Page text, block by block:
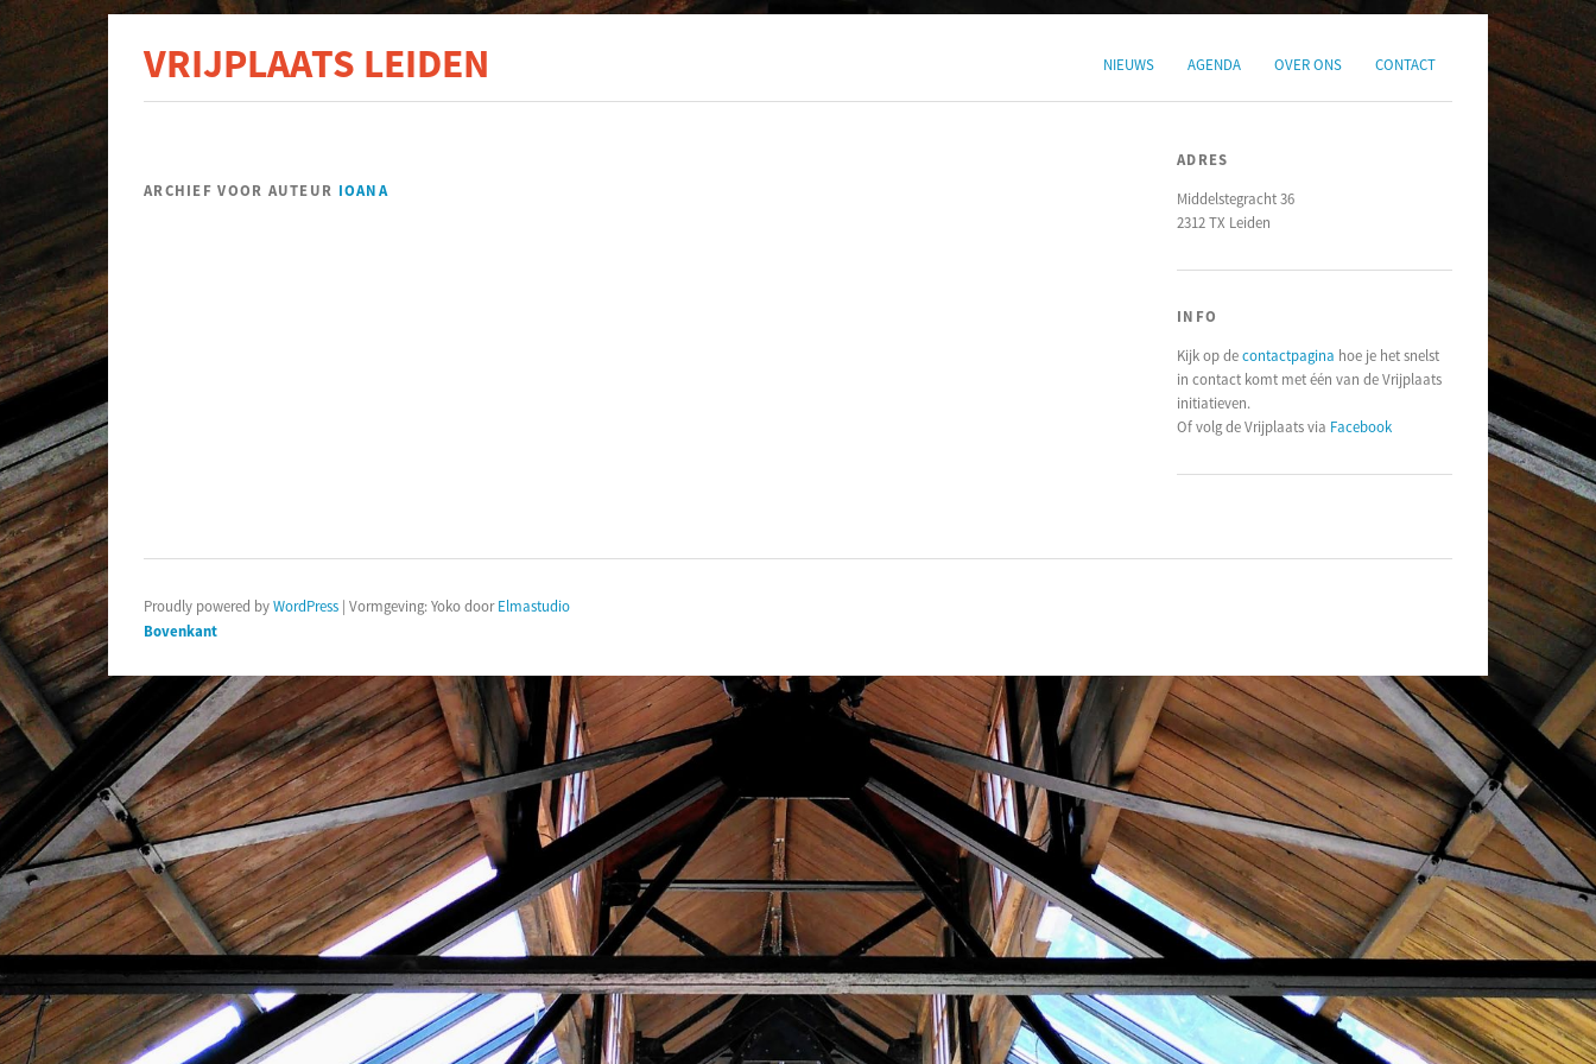
NIEUWS AGENDA OVER ONS CONTACT
VRIJPLAATS LEIDEN
ARCHIEF VOOR AUTEUR IOANA
ADRES
Middelstegracht 36
2312 TX Leiden
INFO
Kijk op decontactpagina hoe je het snelst
in contact komt met één van de Vrijplaats
initiatieven.
Of volg de Vrijplaats via Facebook
Proudly powered byWordPress | Vormgeving: Yoko doorElmastudio
Bovenkant